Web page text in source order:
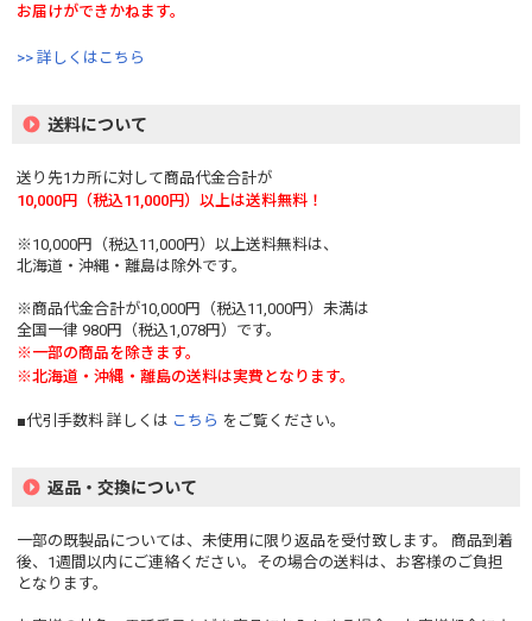
お届けができかねます。
>> 詳しくはこちら
送料について
送り先1カ所に対して商品代金合計が
10,000円（税込11,000円）以上は送料無料！
※10,000円（税込11,000円）以上送料無料は、
北海道・沖縄・離島は除外です。
※商品代金合計が10,000円（税込11,000円）未満は
全国一律 980円（税込1,078円）です。
※一部の商品を除きます。
※北海道・沖縄・離島の送料は実費となります。
■代引手数料 詳しくは こちら をご覧ください。
返品・交換について
一部の既製品については、未使用に限り返品を受付致します。 商品到着
後、1週間以内にご連絡ください。その場合の送料は、お客様のご負担
となります。